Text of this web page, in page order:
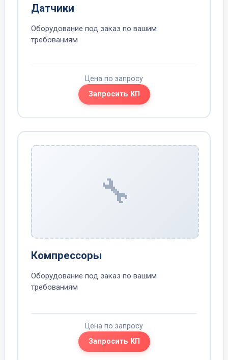
Датчики
Оборудование под заказ по вашим
требованиям
Цена по запросу
Запросить КП
🔧
Компрессоры
Оборудование под заказ по вашим
требованиям
Цена по запросу
Запросить КП